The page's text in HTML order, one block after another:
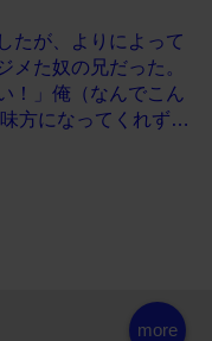
たが、よりによって
メた奴の兄だった。
！」俺（なんでこん
方になってくれず…
more